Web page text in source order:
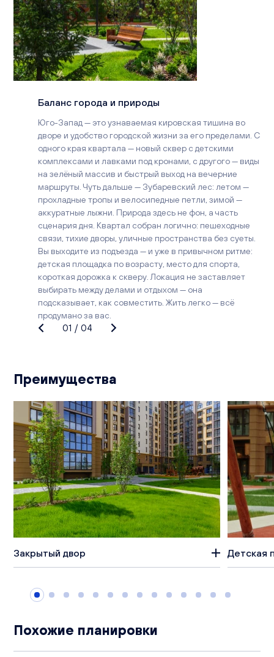
Баланс города и природы
Юго-Запад — это узнаваемая кировская тишина во
дворе и удобство городской жизни за его пределами. С
одного края квартала — новый сквер с детскими
комплексами и лавками под кронами, с другого — виды
на зелёный массив и быстрый выход на вечерние
маршруты. Чуть дальше — Зубаревский лес: летом —
прохладные тропы и велосипедные петли, зимой —
аккуратные лыжни. Природа здесь не фон, а часть
сценария дня. Квартал собран логично: пешеходные
связи, тихие дворы, уличные пространства без суеты.
Вы выходите из подъезда — и уже в привычном ритме:
детская площадка по возрасту, место для спорта,
короткая дорожка к скверу. Локация не заставляет
выбирать между делами и отдыхом — она
подсказывает, как совместить. Жить легко — всё
продумано за вас.
01 / 04
Преимущества
Закрытый двор Детская
Похожие планировки